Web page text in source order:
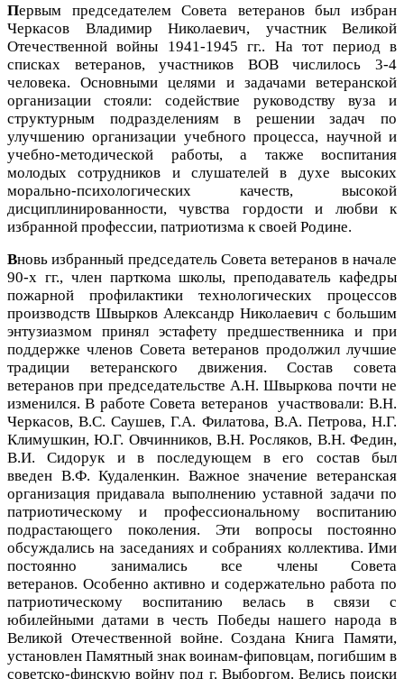
Первым председателем Совета ветеранов был избран
Черкасов Владимир Николаевич, участник Великой
Отечественной войны 1941-1945 гг.. На тот период в
списках ветеранов, участников ВОВ числилось 3-4
человека.Основными целями и задачами ветеранской
организации стояли: содействие руководству вуза и
структурным подразделениям в решении задач по
улучшению организации учебного процесса, научной и
учебно-методической работы, а также воспитания
молодых сотрудников и слушателей в духе высоких
морально-психологических качеств, высокой
дисциплинированности, чувства гордости и любви к
избранной профессии, патриотизма к своей Родине.
Вновь избранный председатель Совета ветеранов в начале
90-х гг., член парткома школы, преподаватель кафедры
пожарной профилактики технологических процессов
производств Швырков Александр Николаевич с большим
энтузиазмом принял эстафету предшественника и при
поддержке членов Совета ветеранов продолжил лучшие
традиции ветеранского движения.Состав совета
ветеранов при председательстве А.Н. Швыркова почти не
изменился.В работе Совета ветеранов участвовали: В.Н.
Черкасов, В.С. Саушев, Г.А. Филатова, В.А. Петрова, Н.Г.
Климушкин, Ю.Г. Овчинников, В.Н. Росляков, В.Н. Федин,
В.И. Сидорук и в последующем в его состав был
введен В.Ф. Кудаленкин. Важное значение ветеранская
организация придавала выполнению уставной задачи по
патриотическому и профессиональному воспитанию
подрастающего поколения. Эти вопросы постоянно
обсуждались на заседаниях и собраниях коллектива. Ими
постоянно занимались все члены Совета
ветеранов. Особенно активно и содержательно работа по
патриотическому воспитанию велась в связи с
юбилейными датами в честь Победы нашего народа в
Великой Отечественной войне.Создана Книга Памяти,
установлен Памятный знак воинам-фиповцам, погибшим в
советско-финскую войну под г. Выборгом. Велись поиски